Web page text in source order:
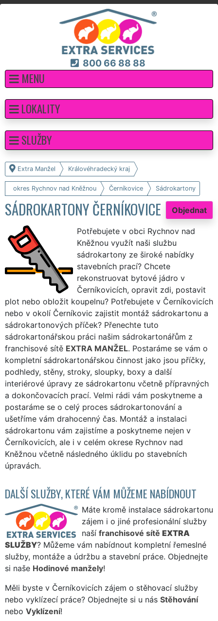
800 66 88 88
MENU
Extra Manžel Královéhradecký kraj
okres Rychnov nad Kněžnou Černíkovice Sádrokartony
Objednat
SÁDROKARTONY ČERNÍKOVICE
Potřebujete v obci Rychnov nad
Kněžnou využít naši službu
sádrokartony ze široké nabídky
stavebních prací? Chcete
rekonstruovat bytové jádro v
Černíkovicích, opravit zdi, postavit
plot nebo obložit koupelnu? Potřebujete v Černíkovicích
nebo v okolí Černíkovic zajistit montáž sádrokartonu a
sádrokartonových příček? Přenechte tuto
sádrokartonářskou práci našim sádrokartonářům z
franchisové sítě EXTRA MANŽEL. Postaráme se vám o
kompletní sádrokartonářskou činnost jako jsou příčky,
podhledy, stěny, stroky, sloupky, boxy a další
interiérové úpravy ze sádrokartonu včetně přípravných
a dokončovacích prací. Velmi rádi vám poskytneme a
postaráme se o celý proces sádrokartonování a
ušetříme vám drahocenný čas. Montáž a instalaci
sádrokartonu vám zajistíme a poskytneme nejen v
Černíkovicích, ale i v celém okrese Rychnov nad
Kněžnou včetně následného úklidu po stavebních
úpravách.
DALŠÍ SLUŽBY, KTERÉ VÁM MŮŽEME NABÍDNOUT
Máte kromě instalace sádrokartonu
zájem i o jiné profesionální služby
naší franchisové sítě EXTRA
SLUŽBY? Můžeme vám nabídnout kompletní řemeslné
služby, montáže a údržbu a stavební práce. Objednejte
si naše Hodinové manžely!
Měli byste v Černíkovicích zájem o stěhovací služby
nebo vyklízecí práce? Objednejte si u nás Stěhování
nebo Vyklízení!
LOKALITY
SLUŽBY